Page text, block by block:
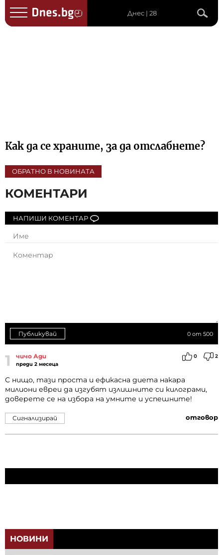
Днес | 28
Как да се храните, за да отслабнете?
ОБРАТНО В НОВИНАТА
КОМЕНТАРИ
НАПИШИ КОМЕНТАР
0 от 500
Публикувай
1 чичо Ади
преди 2 месеца
0 2
С нищо, тази проста и ефикасна диета накара
милиони евреи да изгубят излишните си килограми,
доверете се на избора на умните и успешните!
отговор
Сигнализирай
НОВИНИ